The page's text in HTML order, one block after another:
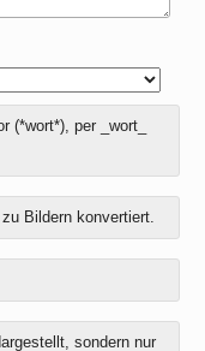
(*wort*), per _wort_
Bildern konvertiert.
sondern nur